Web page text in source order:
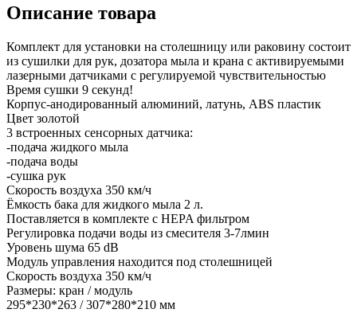
Описание товара
Комплект для установки на столешницу или раковину состоит
из сушилки для рук, дозатора мыла и крана с активируемыми
лазерными датчиками с регулируемой чувствительностью
Время сушки 9 секунд!
Корпус-анодированный алюминий, латунь, ABS пластик
Цвет золотой
3 встроенных сенсорных датчика:
-подача жидкого мыла
-подача воды
-сушка рук
Скорость воздуха 350 км/ч
Ёмкость бака для жидкого мыла 2 л.
Поставляется в комплекте с HEPA фильтром
Регулировка подачи воды из смесителя 3-7лмин
Уровень шума 65 dB
Модуль управления находится под столешницей
Скорость воздуха 350 км/ч
Размеры: кран / модуль
295*230*263 / 307*280*210 мм